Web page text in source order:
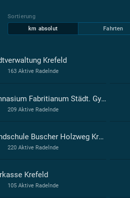
Sortierung
km absolut
Fahrten
Krefeld
163 Aktive Radelnde
Gymnasium Fabritianum Städt. Gymnasium - Sekundarstufen I und II - Krefeld
209 Aktive Radelnde
Grundschule Buscher Holzweg Krefeld
220 Aktive Radelnde
Krefeld
105 Aktive Radelnde